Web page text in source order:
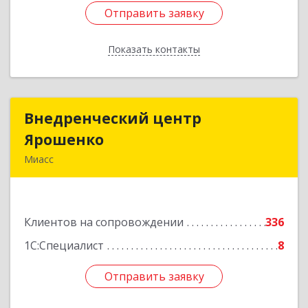
Отправить заявку
Показать контакты
Отправить заявку
Назад
Внедренческий центр
Ярошенко
Миасс
Клиентов на сопровождении
336
1С:Специалист
8
Отправить заявку
Внедренческий центр
Подробнее
Отправить заявку